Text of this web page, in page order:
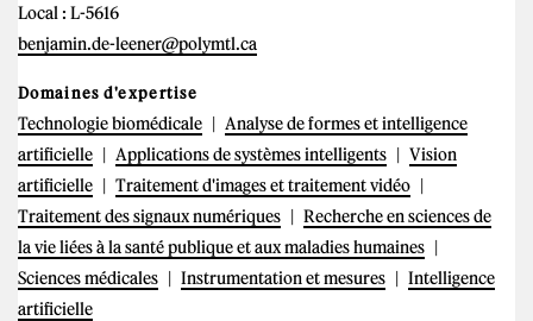
Local : L-5616
benjamin.de-leener@polymtl.ca
Domaines d'expertise
Technologie biomédicale
Analyse de formes et intelligence
artificielle
Applications de systèmes intelligents
Vision
artificielle
Traitement d'images et traitement vidéo
Traitement des signaux numériques
Recherche en sciences de
la vie liées à la santé publique et aux maladies humaines
Sciences médicales
Instrumentation et mesures
Intelligence
artificielle